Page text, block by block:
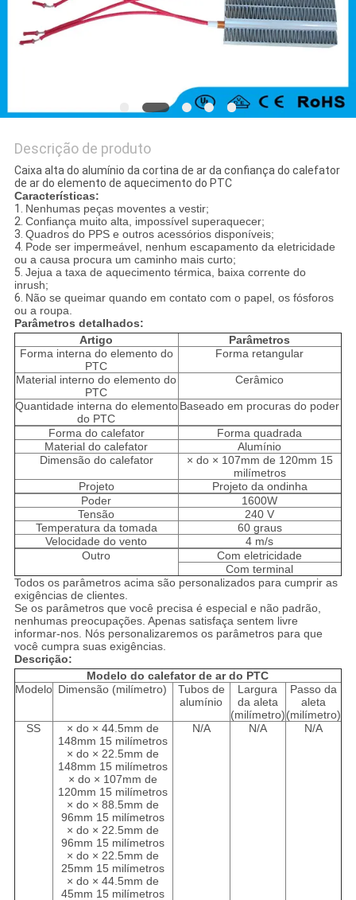
Descrição de produto
Caixa alta do alumínio da cortina de ar da confiança do calefator
de ar do elemento de aquecimento do PTC
Características:
1. Nenhumas peças moventes a vestir;
2. Confiança muito alta, impossível superaquecer;
3. Quadros do PPS e outros acessórios disponíveis;
4. Pode ser impermeável, nenhum escapamento da eletricidade
ou a causa procura um caminho mais curto;
5. Jejua a taxa de aquecimento térmica, baixa corrente do
inrush;
6. Não se queimar quando em contato com o papel, os fósforos
ou a roupa.
Parâmetros detalhados:
Artigo
Parâmetros
Forma interna do elemento do
PTC
Forma retangular
Material interno do elemento do
PTC
Cerâmico
Quantidade interna do elemento
do PTC
Baseado em procuras do poder
Forma do calefator
Forma quadrada
Material do calefator
Alumínio
Dimensão do calefator
× do × 107mm de 120mm 15
milímetros
Projeto
Projeto da ondinha
Poder
1600W
Tensão
240 V
Temperatura da tomada
60 graus
Velocidade do vento
4 m/s
Outro
Com eletricidade
Com terminal
Todos os parâmetros acima são personalizados para cumprir as
exigências de clientes.
Se os parâmetros que você precisa é especial e não padrão,
nenhumas preocupações. Apenas satisfaça sentem livre
informar-nos. Nós personalizaremos os parâmetros para que
você cumpra suas exigências.
Descrição:
Modelo do calefator de ar do PTC
Modelo Dimensão (milímetro)
Tubos de
alumínio
Largura
da aleta
(milímetro)
Passo da
aleta
(milímetro)
SS
× do × 44.5mm de
148mm 15 milímetros
× do × 22.5mm de
148mm 15 milímetros
× do × 107mm de
120mm 15 milímetros
× do × 88.5mm de
96mm 15 milímetros
× do × 22.5mm de
96mm 15 milímetros
× do × 22.5mm de
25mm 15 milímetros
× do × 44.5mm de
45mm 15 milímetros
N/A N/A N/A